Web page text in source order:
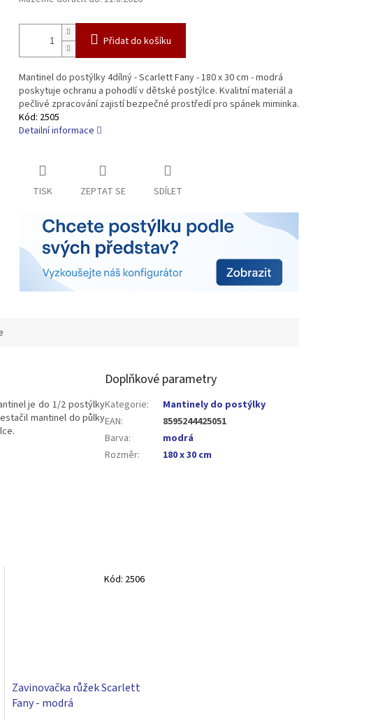
Přidat do košíku
Mantinel do postýlky 4dílný - Scarlett Fany - 180 x 30 cm - modrá
poskytuje ochranu a pohodlí v dětské postýlce. Kvalitní materiál a
pečlivé zpracování zajistí bezpečné prostředí pro spánek miminka.
Kód: 2505
Detailní informace
TISK ZEPTAT SE SDÍLET
Zavinovačka růžek Scarlett
Fany - modrá
Kód: 2506
je do 1/2 postýlky
mantinel do půlky
Doplňkové parametry
Kategorie:
Mantinely do postýlky
EAN:
8595244425051
Barva:
modrá
Rozměr: 180 x 30 cm